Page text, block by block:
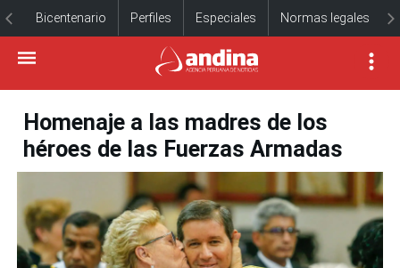
Bicentenario Perfiles Especiales Normas legales
Homenaje a las madres de los
héroes de las Fuerzas Armadas